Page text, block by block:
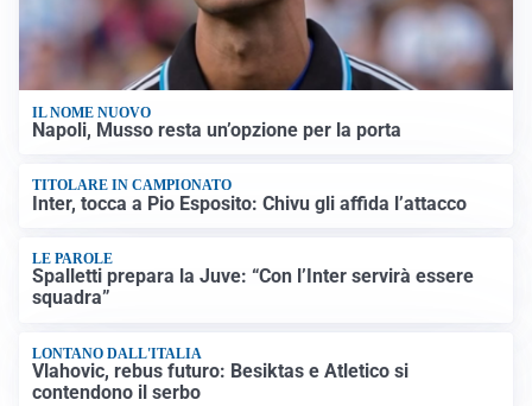
IL NOME NUOVO
Napoli, Musso resta un’opzione per la porta
TITOLARE IN CAMPIONATO
Inter, tocca a Pio Esposito: Chivu gli affida l’attacco
LE PAROLE
Spalletti prepara la Juve: “Con l’Inter servirà essere
squadra”
LONTANO DALL'ITALIA
Vlahovic, rebus futuro: Besiktas e Atletico si
contendono il serbo